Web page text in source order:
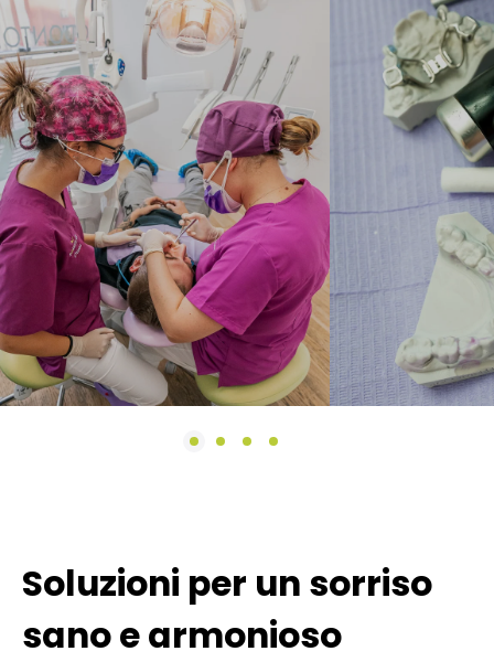
Soluzioni per un sorriso
sano e armonioso